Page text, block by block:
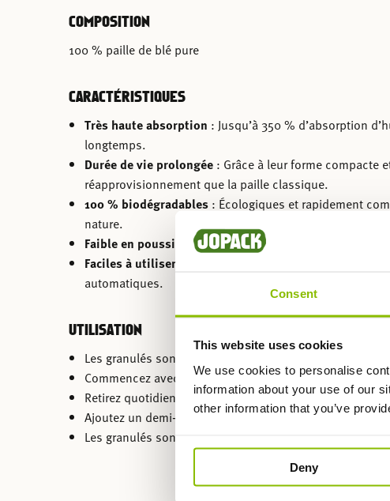
Consent
This website uses cookies
We use cookies to personalise
information about your use of our
other information that you’ve
Deny
COMPOSITION
100 % paille de blé pure
CARACTÉRISTIQUES
Très haute absorption : Jusqu’à 350 % d’absorption
longtemps.
Durée de vie prolongée : Grâce à leur forme compacte
réapprovisionnement que la paille classique.
100 % biodégradables : Écologiques et rapidement
nature.
Faible en poussière et sûrs: Parfaits pour les animaux
Faciles à utiliser
automatiques.
UTILISATION
Les granulés sont conditionnés en sacs pratiques de 20
Commencez avec 7 sacs.
Retirez quotidiennement les crottins.
Ajoutez un demi-sac chaque semaine.
Les granulés sont livrés avec une housse imperméable.